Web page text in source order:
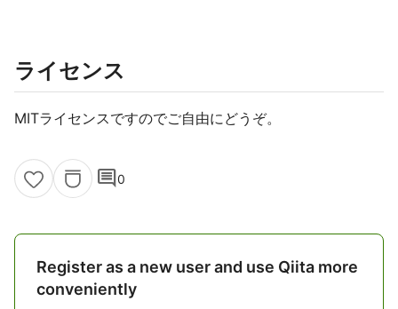
ライセンス
MITライセンスですのでご自由にどうぞ。
comment0
Register as a new user and use Qiita more
conveniently